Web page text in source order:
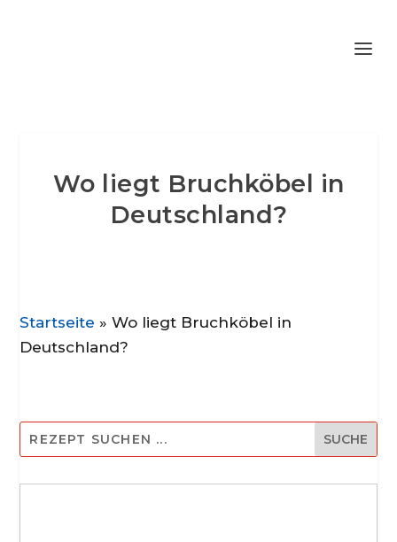
Wo liegt Bruchköbel in
Deutschland?
Startseite »Wo liegt Bruchköbel in
Deutschland?